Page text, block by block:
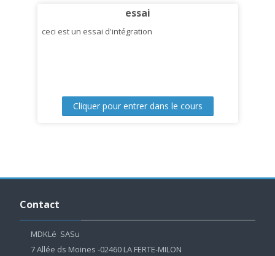
essai
ceci est un essai d'intégration
Cliquer pour entrer dans le cours
Contact
Contact
MDKLé SASu
7 Allée ds Moines -02460 LA FERTE-MILON